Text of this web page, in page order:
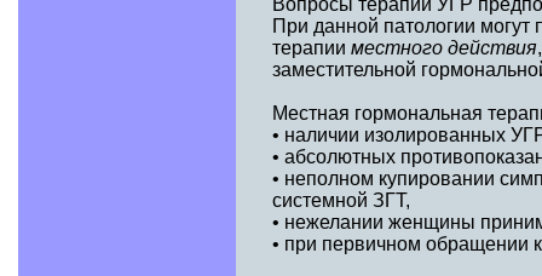
Вопросы терапии УГР
При данной патологии могут
терапии местного действия
заместительной
Местная гормональная
• наличии изолированных
• абсолютных
• неполном купировании
системной ЗГТ,
• нежелании женщины
• при первичном обращении